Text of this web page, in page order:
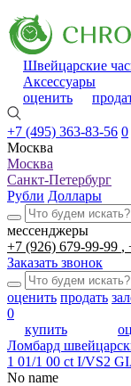
Швейцарские
Аксессуары
оценить
+7 (495) 363-83-56 0
Москва
Москва
Санкт-Петербург
Рубли Доллары
мессенджеры
+7 (926) 679-99-99
Заказать звонок
оценить продать
0
купить
Ломбард
1 01/1 00 ct I/VS2
No name